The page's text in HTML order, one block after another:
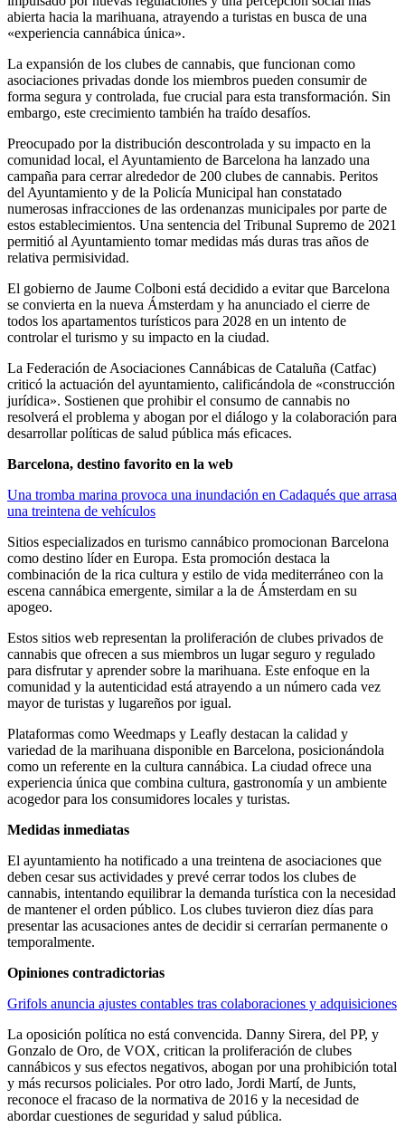
abierta hacia la marihuana, atrayendo a turistas en busca de una
«experiencia cannábica única».
La expansión de los clubes de cannabis, que funcionan como
asociaciones privadas donde los miembros pueden consumir de
forma segura y controlada, fue crucial para esta transformación. Sin
embargo, este crecimiento también ha traído desafíos.
Preocupado por la distribución descontrolada y su impacto en la
comunidad local, el Ayuntamiento de Barcelona ha lanzado una
campaña para cerrar alrededor de 200 clubes de cannabis. Peritos
del Ayuntamiento y de la Policía Municipal han constatado
numerosas infracciones de las ordenanzas municipales por parte de
estos establecimientos. Una sentencia del Tribunal Supremo de 2021
permitió al Ayuntamiento tomar medidas más duras tras años de
relativa permisividad.
El gobierno de Jaume Colboni está decidido a evitar que Barcelona
se convierta en la nueva Ámsterdam y ha anunciado el cierre de
todos los apartamentos turísticos para 2028 en un intento de
controlar el turismo y su impacto en la ciudad.
La Federación de Asociaciones Cannábicas de Cataluña (Catfac)
criticó la actuación del ayuntamiento, calificándola de «construcción
jurídica». Sostienen que prohibir el consumo de cannabis no
resolverá el problema y abogan por el diálogo y la colaboración para
desarrollar políticas de salud pública más eficaces.
Barcelona, ​​destino favorito en la web
Una tromba marina provoca una inundación en Cadaqués que arrasa
una treintena de vehículos
Sitios especializados en turismo cannábico promocionan Barcelona
como destino líder en Europa. Esta promoción destaca la
combinación de la rica cultura y estilo de vida mediterráneo con la
escena cannábica emergente, similar a la de Ámsterdam en su
apogeo.
Estos sitios web representan la proliferación de clubes privados de
cannabis que ofrecen a sus miembros un lugar seguro y regulado
para disfrutar y aprender sobre la marihuana. Este enfoque en la
comunidad y la autenticidad está atrayendo a un número cada vez
mayor de turistas y lugareños por igual.
Plataformas como Weedmaps y Leafly destacan la calidad y
variedad de la marihuana disponible en Barcelona, ​​posicionándola
como un referente en la cultura cannábica. La ciudad ofrece una
experiencia única que combina cultura, gastronomía y un ambiente
acogedor para los consumidores locales y turistas.
Medidas inmediatas
El ayuntamiento ha notificado a una treintena de asociaciones que
deben cesar sus actividades y prevé cerrar todos los clubes de
cannabis, intentando equilibrar la demanda turística con la necesidad
de mantener el orden público. Los clubes tuvieron diez días para
presentar las acusaciones antes de decidir si cerrarían permanente o
temporalmente.
Opiniones contradictorias
Grifols anuncia ajustes contables tras colaboraciones y adquisiciones
La oposición política no está convencida. Danny Sirera, del PP, y
Gonzalo de Oro, de VOX, critican la proliferación de clubes
cannábicos y sus efectos negativos, abogan por una prohibición total
y más recursos policiales. Por otro lado, Jordi Martí, de Junts,
reconoce el fracaso de la normativa de 2016 y la necesidad de
abordar cuestiones de seguridad y salud pública.